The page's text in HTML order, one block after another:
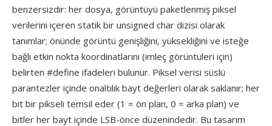
benzersizdir: her dosya, görüntüyü paketlenmiş piksel
verilerini içeren statik bir unsigned char dizisi olarak
tanımlar; önünde görüntü genişliğini, yüksekliğini ve isteğe
bağlı etkin nokta koordinatlarını (imleç görüntüleri için)
belirten #define ifadeleri bulunur. Piksel verisi süslü
parantezler içinde onaltılık bayt değerleri olarak saklanır; her
bit bir pikseli temsil eder (1 = ön plan, 0 = arka plan) ve
bitler her bayt içinde LSB-önce düzenindedir. Bu tasarım